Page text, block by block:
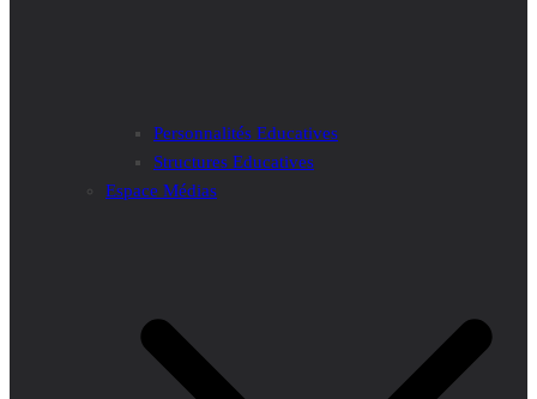
Personnalités Educatives
Structures Educatives
Espace Médias